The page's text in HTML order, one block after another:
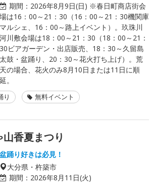
期間： 2026年8月9日(日) ※春日町商店街会
場は16：00～21：30（16：00～21：30機関庫
マルシェ、16：00～路上イベント）。玖珠川
河川敷会場は18：00～21：30（18：00～21：
30ビアガーデン・出店販売、18：30～久留島
太鼓・盆踊り、20：30～花火打ち上げ）。荒
天の場合、花火のみ8月10日または11日に順
延。
り 無料イベント
香夏まつり
盆踊り好きは必見！
大分県・杵築市
期間： 2026年8月11日(火)